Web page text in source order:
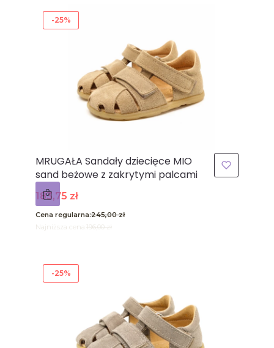
MRUGAŁA Sandały dziecięce MIO
sand beżowe z zakrytymi palcami
Cena promocyjna
183,75 zł
Cena regularna:245,00 zł
-25%
Najniższa cena: 196,00 zł
-25%